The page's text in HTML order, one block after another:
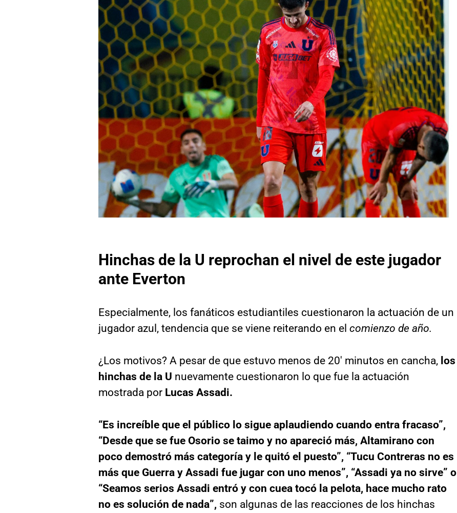
Hinchas de la U reprochan el nivel de este jugador
ante Everton
Especialmente, los fanáticos estudiantiles cuestionaron la actuación de un
jugador azul, tendencia que se viene reiterando en el comienzo de año.
¿Los motivos? A pesar de que estuvo menos de 20′ minutos en cancha, los
hinchas de la U nuevamente cuestionaron lo que fue la actuación
mostrada por Lucas Assadi.
“Es increíble que el público lo sigue aplaudiendo cuando entra fracaso”,
“Desde que se fue Osorio se taimo y no apareció más, Altamirano con
poco demostró más categoría y le quitó el puesto”, “Tucu Contreras no es
más que Guerra y Assadi fue jugar con uno menos”, “Assadi ya no sirve” o
“Seamos serios Assadi entró y con cuea tocó la pelota, hace mucho rato
no es solución de nada”, son algunas de las reacciones de los hinchas